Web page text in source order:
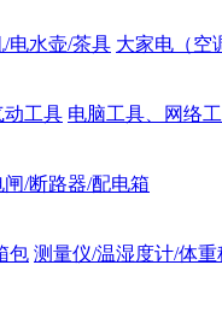
电水壶/茶具 大家电（空
动工具 电脑工具、网络
闸/断路器/配电箱
包 测量仪/温湿度计/体重